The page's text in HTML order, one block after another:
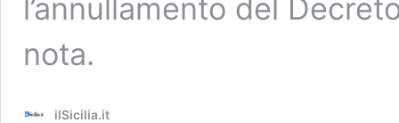
l’annullamento del
nota.
ilSicilia.it